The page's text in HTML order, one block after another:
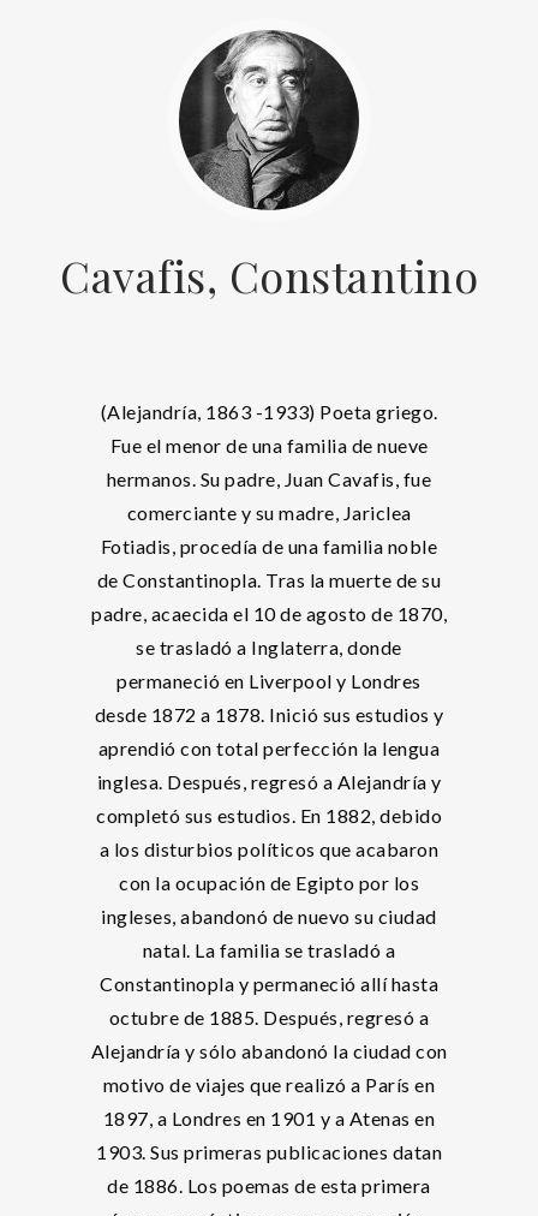
Cavafis, Constantino
(Alejandría, 1863 -1933) Poeta griego.
Fue el menor de una familia de nueve
hermanos. Su padre, Juan Cavafis, fue
comerciante y su madre, Jariclea
Fotiadis, procedía de una familia noble
de Constantinopla. Tras la muerte de su
padre, acaecida el 10 de agosto de 1870,
se trasladó a Inglaterra, donde
permaneció en Liverpool y Londres
desde 1872 a 1878. Inició sus estudios y
aprendió con total perfección la lengua
inglesa. Después, regresó a Alejandría y
completó sus estudios. En 1882, debido
a los disturbios políticos que acabaron
con la ocupación de Egipto por los
ingleses, abandonó de nuevo su ciudad
natal. La familia se trasladó a
Constantinopla y permaneció allí hasta
octubre de 1885. Después, regresó a
Alejandría y sólo abandonó la ciudad con
motivo de viajes que realizó a París en
1897, a Londres en 1901 y a Atenas en
1903. Sus primeras publicaciones datan
de 1886. Los poemas de esta primera